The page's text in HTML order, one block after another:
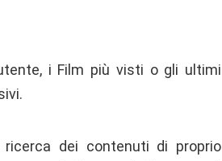
i Film più visti o gli ultimi
ricerca dei contenuti di proprio